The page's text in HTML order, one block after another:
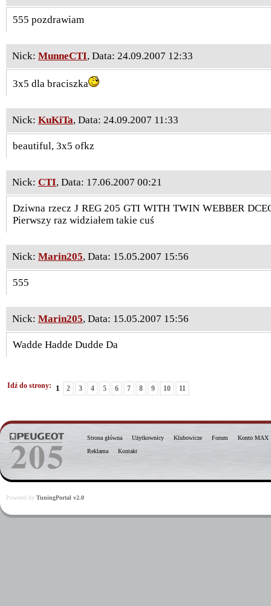
555 pozdrawiam
Nick: MunneCTI, Data: 24.09.2007 12:33
3x5 dla braciszka
Nick: KuKiTa, Data: 24.09.2007 11:33
beautiful, 3x5 ofkz
Nick: CTI, Data: 17.06.2007 00:21
Dziwna rzecz J REG 205 GTI WITH TWIN WEBBER
Pierwszy raz widziałem takie cuś
Nick: Marin205, Data: 15.05.2007 15:56
555
Nick: Marin205, Data: 15.05.2007 15:56
Wadde Hadde Dudde Da
Idź do strony: 1 2 3 4 5 6 7 8 9 10 11
Strona główna Użytkownicy Klubowicze Forum
Konto MAX
Reklama
Kontakt
Powered by TuningPortal v2.0